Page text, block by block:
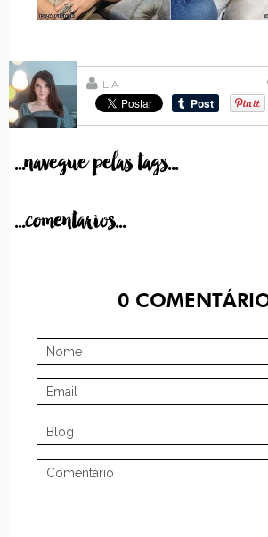
LIA
...navegue pelas tags...
...comentarios...
0